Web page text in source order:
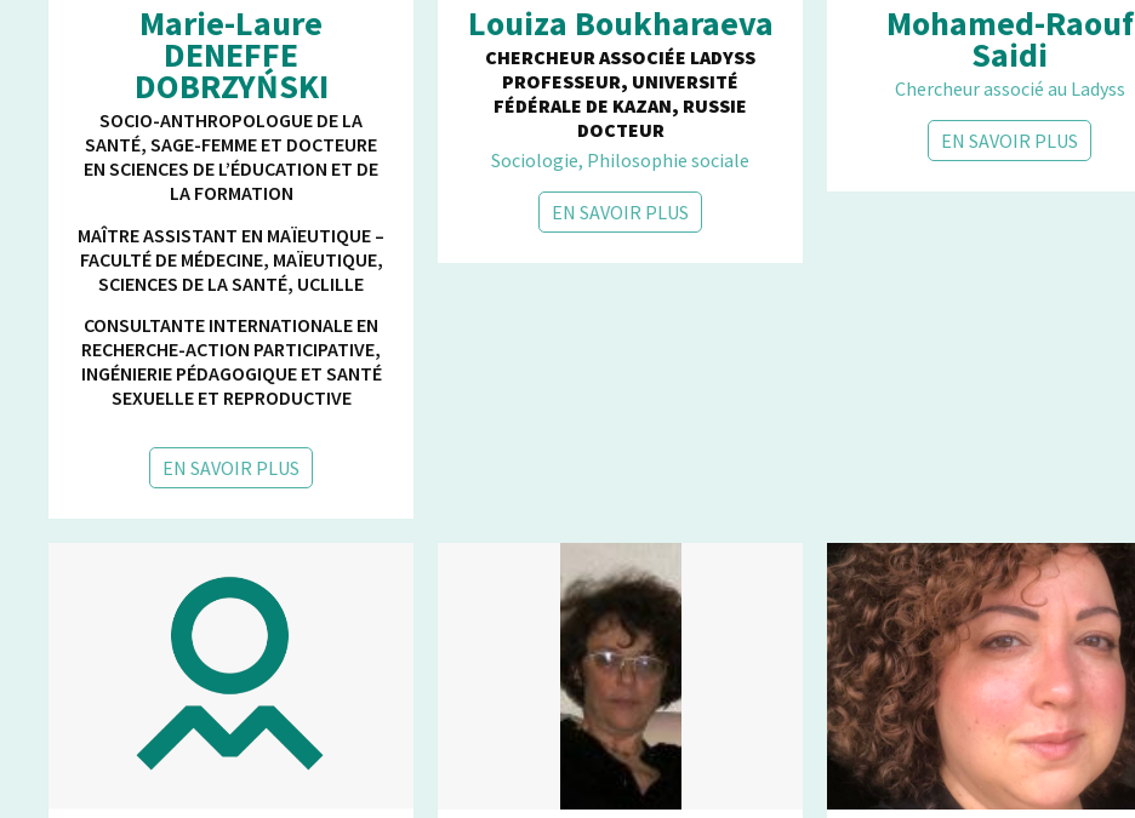
Marie-Laure
DENEFFE
DOBRZYŃSKI
SOCIO-ANTHROPOLOGUE DE LA
SANTÉ, SAGE-FEMME ET DOCTEURE
EN SCIENCES DE L’ÉDUCATION ET DE
LA FORMATION
MAÎTRE ASSISTANT EN MAÏEUTIQUE –
FACULTÉ DE MÉDECINE, MAÏEUTIQUE,
SCIENCES DE LA SANTÉ, UCLILLE
CONSULTANTE INTERNATIONALE EN
RECHERCHE-ACTION PARTICIPATIVE,
INGÉNIERIE PÉDAGOGIQUE ET SANTÉ
SEXUELLE ET REPRODUCTIVE
EN SAVOIR PLUS
Louiza Boukharaeva
CHERCHEUR ASSOCIÉE LADYSS
PROFESSEUR, UNIVERSITÉ
FÉDÉRALE DE KAZAN, RUSSIE
DOCTEUR
Sociologie, Philosophie sociale
EN SAVOIR PLUS
Mohamed-Raouf
Saidi
Chercheur associé au Ladyss
EN SAVOIR PLUS